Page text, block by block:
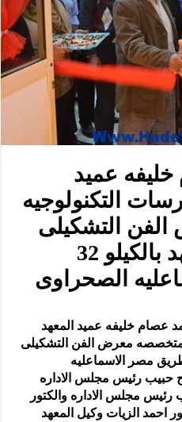
عميد
التكنولوجيه
التشكيلى
المقام بمقر المعهد بالكيلو 32
الصحراوى
عصام خليفه عميد المعهد
معرض الفن التشكيلى
بمقر المعهد بالكيلو 32 طريق مصر الاسماعليه
حبيب رئيس مجلس الاداره
مجلس الاداره والكتور
احمد الزيات وكيل المعهد